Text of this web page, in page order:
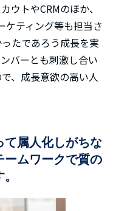
ウトやCRMのほか、
ケティング等も担当さ
たであろう成長を実
バーとも刺激し合い
、成長意欲の高い人
て属人化しがちな
ームワークで質の